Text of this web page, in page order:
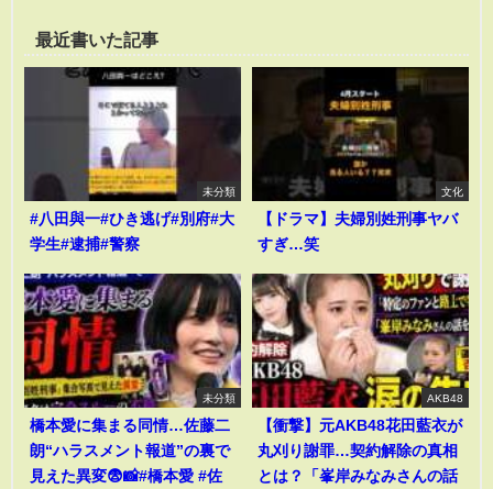
最近書いた記事
未分類
#八田與一#ひき逃げ#別府#大
学生#逮捕#警察
文化
【ドラマ】夫婦別姓刑事ヤバ
すぎ…笑
未分類
橋本愛に集まる同情…佐藤二
朗“ハラスメント報道”の裏で
見えた異変😨📸#橋本愛 #佐
AKB48
【衝撃】元AKB48花田藍衣が
丸刈り謝罪…契約解除の真相
とは？「峯岸みなみさんの話